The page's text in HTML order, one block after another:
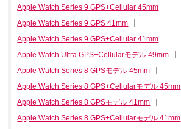
Apple Watch Series 9 GPS+Cellular 45mm
Apple Watch Series 9 GPS 41mm
Apple Watch Series 9 GPS+Cellular 41mm
Apple Watch Ultra GPS+Cellularモデル 49mm
Apple Watch Series 8 GPSモデル 45mm
Apple Watch Series 8 GPS+Cellularモデル 45mm
Apple Watch Series 8 GPSモデル 41mm
Apple Watch Series 8 GPS+Cellularモデル 41mm